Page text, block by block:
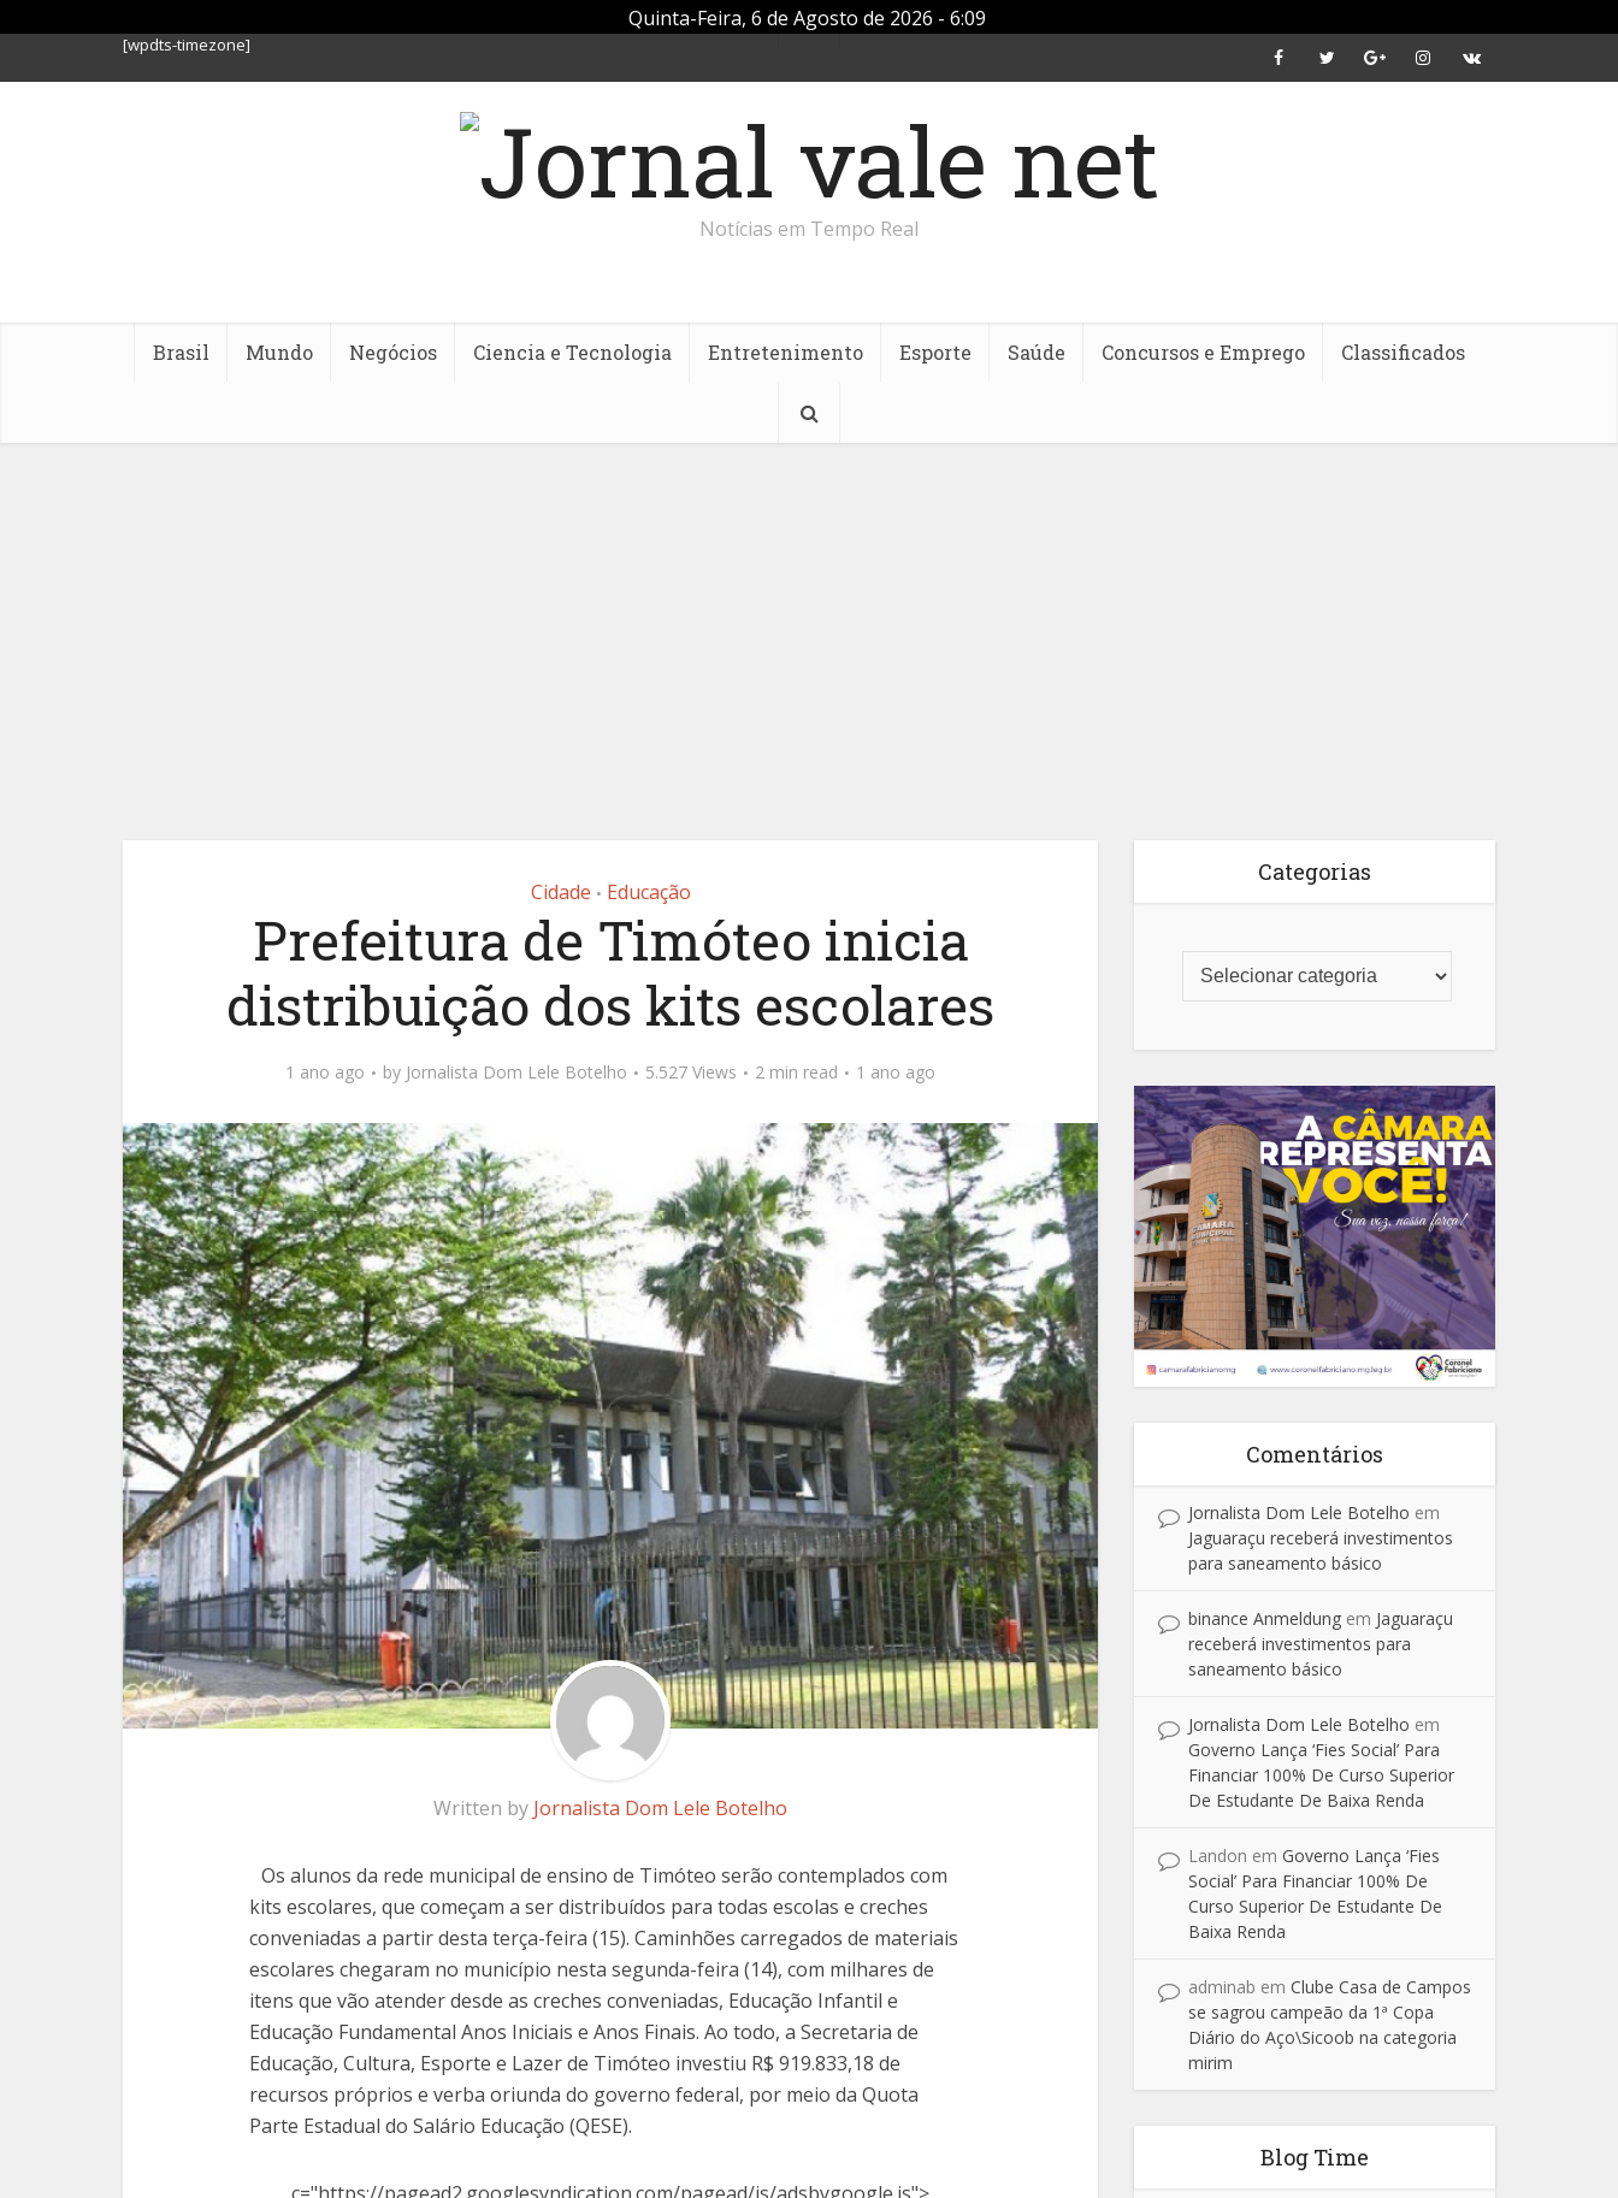
Quinta-Feira, 6 de Agosto de 2026 - 6:09
[wpdts-timezone]
Notícias em Tempo Real
Brasil Mundo Negócios Ciencia e Tecnologia Entretenimento Esporte Saúde Concursos e Emprego Classificados
Cidade • Educação
Prefeitura de Timóteo inicia
distribuição dos kits escolares
1 ano ago by Jornalista Dom Lele Botelho 5.527 Views 2 min read 1 ano ago
Written by Jornalista Dom Lele Botelho
Os alunos da rede municipal de ensino de Timóteo serão contemplados com
kits escolares, que começam a ser distribuídos para todas escolas e creches
conveniadas a partir desta terça-feira (15). Caminhões carregados de materiais
escolares chegaram no município nesta segunda-feira (14), com milhares de
itens que vão atender desde as creches conveniadas, Educação Infantil e
Educação Fundamental Anos Iniciais e Anos Finais. Ao todo, a Secretaria de
Educação, Cultura, Esporte e Lazer de Timóteo investiu R$ 919.833,18 de
recursos próprios e verba oriunda do governo federal, por meio da Quota
Parte Estadual do Salário Educação (QESE).
Categorias
Comentários
Jornalista Dom Lele Botelho em
Jaguaraçu receberá investimentos
para saneamento básico
binance Anmeldung em Jaguaraçu
receberá investimentos para
saneamento básico
Jornalista Dom Lele Botelho em
Governo Lança ‘Fies Social’ Para
Financiar 100% De Curso Superior
De Estudante De Baixa Renda
Landon em Governo Lança ‘Fies
Social’ Para Financiar 100% De
Curso Superior De Estudante De
Baixa Renda
adminab em Clube Casa de Campos
se sagrou campeão da 1ª Copa
Diário do Aço\Sicoob na categoria
mirim
Blog Time